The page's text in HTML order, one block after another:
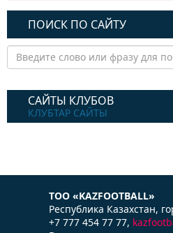
ПОИСК ПО САЙТУ
САЙТЫ КЛУБОВ
КЛУБТАР САЙТЫ
ТОО «KAZFOOTBALL»
Республика Казаxстан,
+7 777 454 77 77,